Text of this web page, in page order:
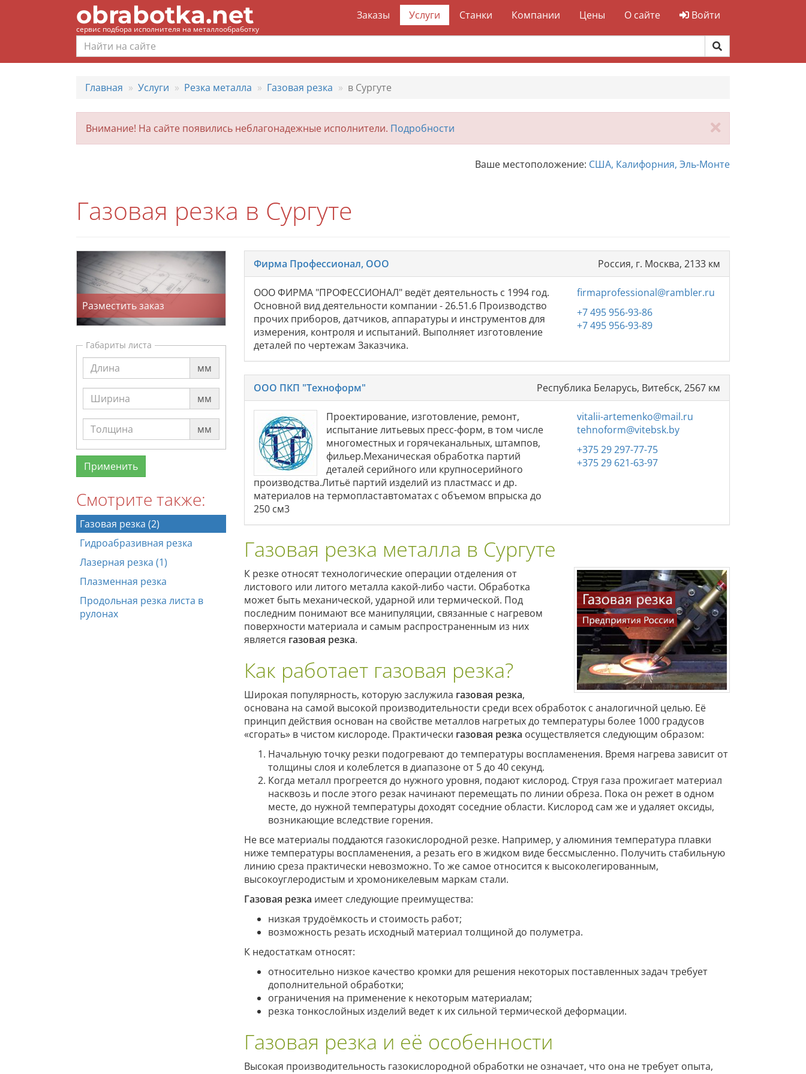
obrabotka.net
сервис подбора исполнителя на металлообработку
Заказы Услуги Станки Компании Цены О сайте Войти
Главная Услуги Резка металла Газовая резка в Сургуте
Внимание! На сайте появились неблагонадежные исполнители. Подробности
Ваше местоположение: США, Калифорния, Эль-Монте
Газовая резка в Сургуте
Разместить заказ
Габариты листа
мм
мм
мм
Смотрите также:
Газовая резка (2)
Гидроабразивная резка
Лазерная резка (1)
Плазменная резка
Продольная резка листа в
рулонах
Фирма Профессионал, ООО Россия, г. Москва, 2133 км
ООО ФИРМА "ПРОФЕССИОНАЛ" ведёт деятельность с 1994 год.
Основной вид деятельности компании - 26.51.6 Производство
прочих приборов, датчиков, аппаратуры и инструментов для
измерения, контроля и испытаний. Выполняет изготовление
деталей по чертежам Заказчика.
firmaprofessional@rambler.ru
+7 495 956-93-86
+7 495 956-93-89
ООО ПКП "Техноформ" Республика Беларусь, Витебск, 2567 км
Проектирование, изготовление, ремонт,
испытание литьевых пресс-форм, в том числе
многоместных и горячеканальных, штампов,
фильер.Механическая обработка партий
деталей серийного или крупносерийного
производства.Литьё партий изделий из пластмасс и др.
материалов на термопластавтоматах с объемом впрыска до
250 см3
vitalii-artemenko@mail.ru
tehnoform@vitebsk.by
+375 29 297-77-75
+375 29 621-63-97
Газовая резка металла в Сургуте
К резке относят технологические операции отделения от
листового или литого металла какой-либо части. Обработка
может быть механической, ударной или термической. Под
последним понимают все манипуляции, связанные с нагревом
поверхности материала и самым распространенным из них
является газовая резка.
Как работает газовая резка?
Широкая популярность, которую заслужила газовая резка,
основана на самой высокой производительности среди всех обработок с аналогичной целью. Её
принцип действия основан на свойстве металлов нагретых до температуры более 1000 градусов
«сгорать» в чистом кислороде. Практически газовая резка осуществляется следующим образом:
Начальную точку резки подогревают до температуры воспламенения. Время нагрева зависит от
толщины слоя и колеблется в диапазоне от 5 до 40 секунд.
Когда металл прогреется до нужного уровня, подают кислород. Струя газа прожигает материал
насквозь и после этого резак начинают перемещать по линии обреза. Пока он режет в одном
месте, до нужной температуры доходят соседние области. Кислород сам же и удаляет оксиды,
возникающие вследствие горения.
Не все материалы поддаются газокислородной резке. Например, у алюминия температура плавки
ниже температуры воспламенения, а резать его в жидком виде бессмысленно. Получить стабильную
линию среза практически невозможно. То же самое относится к высоколегированным,
высокоуглеродистым и хромоникелевым маркам стали.
Газовая резка имеет следующие преимущества:
низкая трудоёмкость и стоимость работ;
возможность резать исходный материал толщиной до полуметра.
К недостаткам относят:
относительно низкое качество кромки для решения некоторых поставленных задач требует
дополнительной обработки;
ограничения на применение к некоторым материалам;
резка тонкослойных изделий ведет к их сильной термической деформации.
Газовая резка и её особенности
Высокая производительность газокислородной обработки не означает, что она не требует опыта,